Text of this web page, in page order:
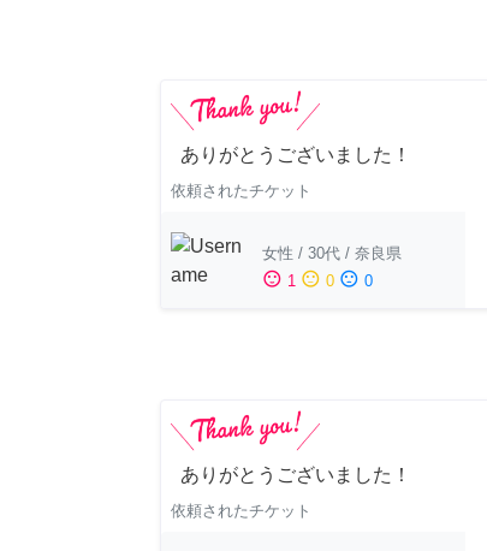
ありがとうございました！
依頼されたチケット
女性 / 30代 / 奈良県
sentiment_satisfied 1 sentiment_neutral 0 sentiment_dissatisfied 0
ありがとうございました！
依頼されたチケット